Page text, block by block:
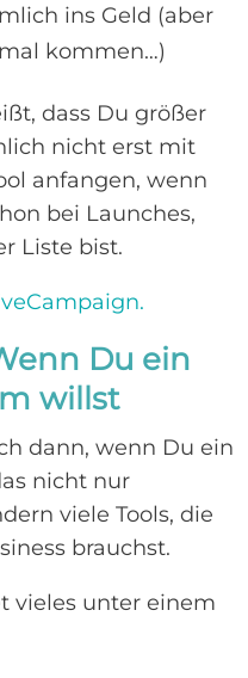
ins Geld (aber
kommen…)
dass Du größer
nicht erst mit
anfangen, wenn
bei Launches,
Liste bist.
Du ein
willst
dann, wenn Du ein
nicht nur
viele Tools, die
brauchst.
vieles unter einem